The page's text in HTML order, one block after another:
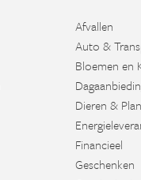
Afvallen
Auto &
Bloemen en
Dieren &
Financieel
Geschenken